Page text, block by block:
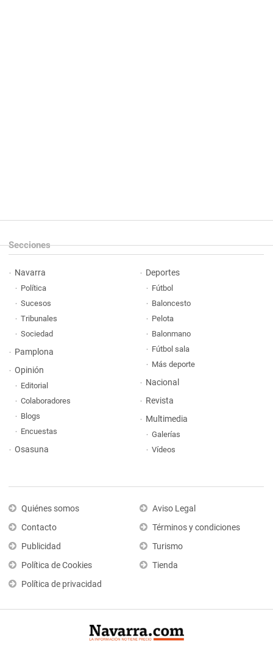
Secciones
Navarra
Política
Sucesos
Tribunales
Sociedad
Pamplona
Opinión
Editorial
Colaboradores
Blogs
Encuestas
Osasuna
Deportes
Fútbol
Baloncesto
Pelota
Balonmano
Fútbol sala
Más deporte
Nacional
Revista
Multimedia
Galerías
Vídeos
Quiénes somos
Contacto
Publicidad
Política de Cookies
Política de privacidad
Aviso Legal
Términos y condiciones
Turismo
Tienda